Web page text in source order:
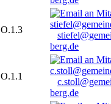
O.1.3
berg.de
O.1.1
berg.de